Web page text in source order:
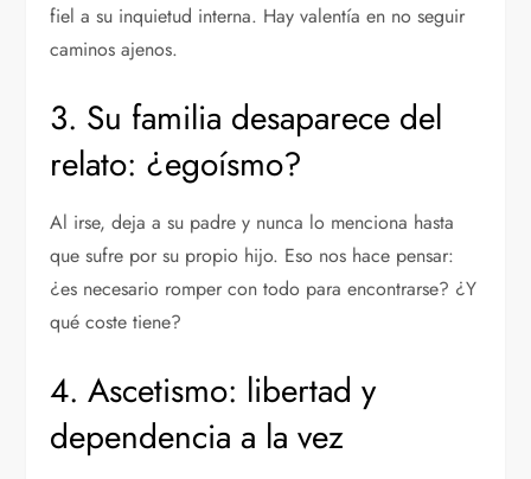
fiel a su inquietud interna. Hay valentía en no seguir
caminos ajenos.
3. Su familia desaparece del
relato: ¿egoísmo?
Al irse, deja a su padre y nunca lo menciona hasta
que sufre por su propio hijo. Eso nos hace pensar:
¿es necesario romper con todo para encontrarse? ¿Y
qué coste tiene?
4. Ascetismo: libertad y
dependencia a la vez